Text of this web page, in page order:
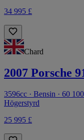
34 995 £
Chard
2007 Porsche
3596cc · Bensin · 60
Högerstyrd
25 995 £